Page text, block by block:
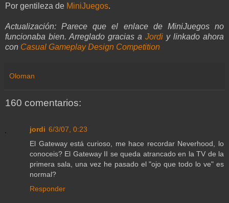
Por gentileza de MiniJuegos.
Actualización: Parece que el enlace de MiniJuegos no
funcionaba bien. Arreglado gracias a Jordi y linkado ahora
con Casual Gameplay Design Competition
Oloman
160 comentarios:
jordi 6/3/07, 0:23
El Gateway está curioso, me hace recordar Neverhood, lo
conoceis? El Gateway II se queda atrancado en la TV de la
primera sala, una vez he pasado el "ojo que todo lo ve" es
normal?
Responder